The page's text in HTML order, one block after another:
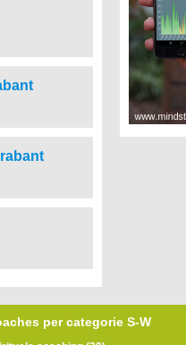
per categorie S-W